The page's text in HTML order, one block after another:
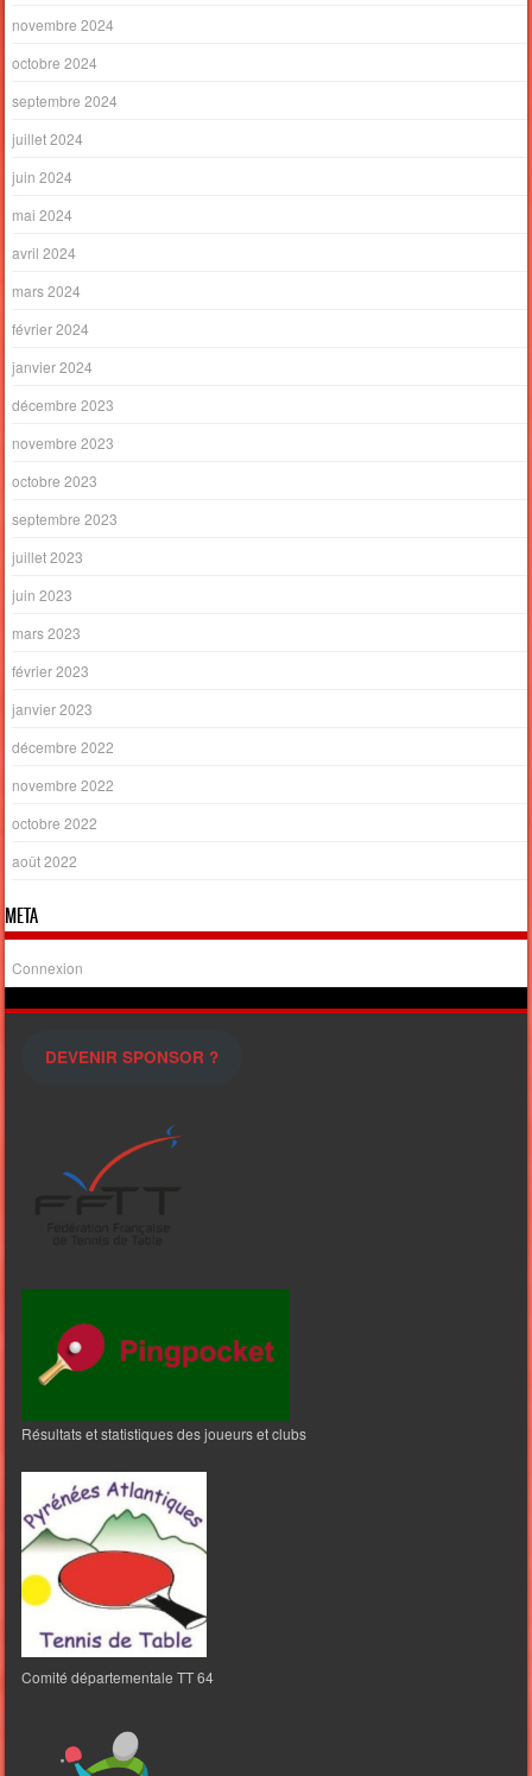
novembre 2024
octobre 2024
septembre 2024
juillet 2024
juin 2024
mai 2024
avril 2024
mars 2024
février 2024
janvier 2024
décembre 2023
novembre 2023
octobre 2023
septembre 2023
juillet 2023
juin 2023
mars 2023
février 2023
janvier 2023
décembre 2022
novembre 2022
octobre 2022
août 2022
META
Connexion
DEVENIR SPONSOR ?
Résultats et statistiques des joueurs et clubs
Comité départementale TT 64